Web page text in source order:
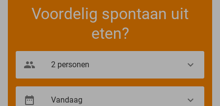
Voordelig spontaan uit
eten?